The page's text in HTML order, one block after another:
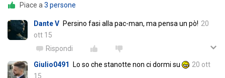
Piace a 3 persone
Dante V Persino fasi alla pac-man, ma pensa un pò! 20
ott 15
Rispondi
Giulio0491 Lo so che stanotte non ci dormi su
20 ott
15